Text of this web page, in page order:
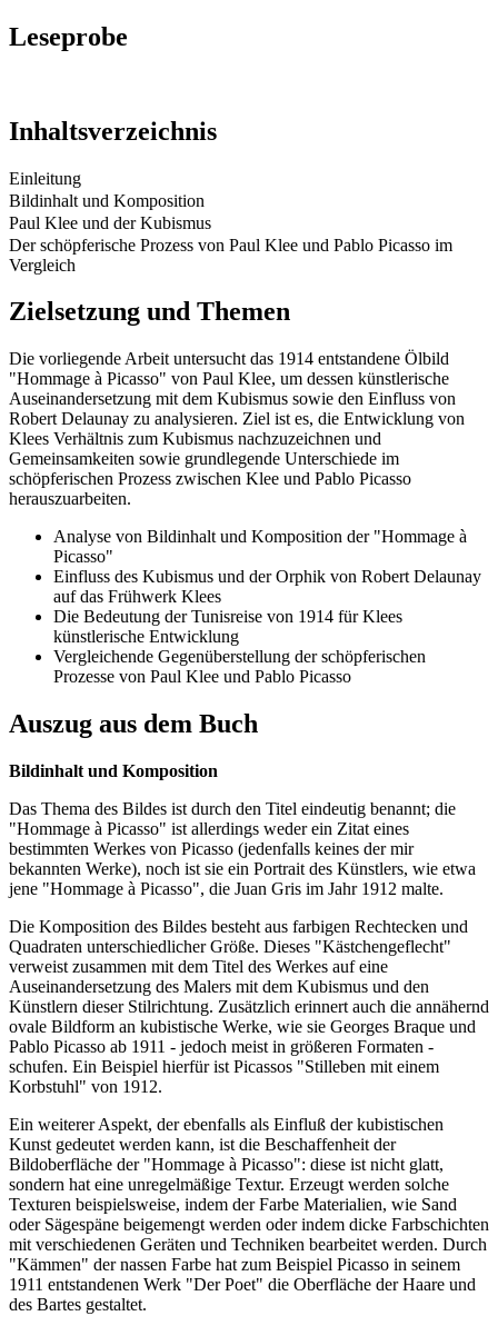
Leseprobe
Inhaltsverzeichnis
Einleitung
Bildinhalt und Komposition
Paul Klee und der Kubismus
Der schöpferische Prozess von Paul Klee und Pablo Picasso im
Vergleich
Zielsetzung und Themen
Die vorliegende Arbeit untersucht das 1914 entstandene Ölbild
"Hommage à Picasso" von Paul Klee, um dessen künstlerische
Auseinandersetzung mit dem Kubismus sowie den Einfluss von
Robert Delaunay zu analysieren. Ziel ist es, die Entwicklung von
Klees Verhältnis zum Kubismus nachzuzeichnen und
Gemeinsamkeiten sowie grundlegende Unterschiede im
schöpferischen Prozess zwischen Klee und Pablo Picasso
herauszuarbeiten.
Analyse von Bildinhalt und Komposition der "Hommage à
Picasso"
Einfluss des Kubismus und der Orphik von Robert Delaunay
auf das Frühwerk Klees
Die Bedeutung der Tunisreise von 1914 für Klees
künstlerische Entwicklung
Vergleichende Gegenüberstellung der schöpferischen
Prozesse von Paul Klee und Pablo Picasso
Auszug aus dem Buch
Bildinhalt und Komposition
Das Thema des Bildes ist durch den Titel eindeutig benannt; die
"Hommage à Picasso" ist allerdings weder ein Zitat eines
bestimmten Werkes von Picasso (jedenfalls keines der mir
bekannten Werke), noch ist sie ein Portrait des Künstlers, wie etwa
jene "Hommage à Picasso", die Juan Gris im Jahr 1912 malte.
Die Komposition des Bildes besteht aus farbigen Rechtecken und
Quadraten unterschiedlicher Größe. Dieses "Kästchengeflecht"
verweist zusammen mit dem Titel des Werkes auf eine
Auseinandersetzung des Malers mit dem Kubismus und den
Künstlern dieser Stilrichtung. Zusätzlich erinnert auch die annähernd
ovale Bildform an kubistische Werke, wie sie Georges Braque und
Pablo Picasso ab 1911 - jedoch meist in größeren Formaten -
schufen. Ein Beispiel hierfür ist Picassos "Stilleben mit einem
Korbstuhl" von 1912.
Ein weiterer Aspekt, der ebenfalls als Einfluß der kubistischen
Kunst gedeutet werden kann, ist die Beschaffenheit der
Bildoberfläche der "Hommage à Picasso": diese ist nicht glatt,
sondern hat eine unregelmäßige Textur. Erzeugt werden solche
Texturen beispielsweise, indem der Farbe Materialien, wie Sand
oder Sägespäne beigemengt werden oder indem dicke Farbschichten
mit verschiedenen Geräten und Techniken bearbeitet werden. Durch
"Kämmen" der nassen Farbe hat zum Beispiel Picasso in seinem
1911 entstandenen Werk "Der Poet" die Oberfläche der Haare und
des Bartes gestaltet.